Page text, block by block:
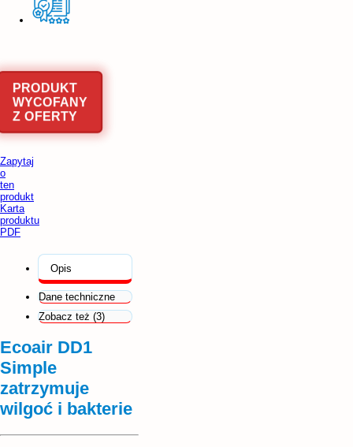
PRODUKT
WYCOFANY
Z OFERTY
Zapytaj
o
ten
produkt
Karta
produktu
PDF
Opis
Dane techniczne
Zobacz też (3)
Ecoair DD1
Simple
zatrzymuje
wilgoć i bakterie